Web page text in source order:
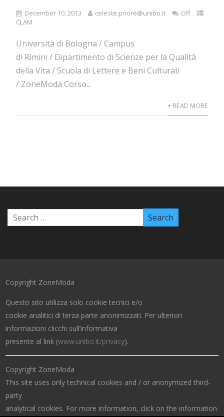
December 10, 2013 celeste.priore@unibo.it
Off
CLAM
Università di Bologna / Campus
di Rimini / Dipartimento di Scienze per la Qualità
della Vita / Scuola di Lettere e Beni Culturali
/ ZoneModa Corso...
+ READ MORE
Copyright ZoneModa
Questo sito utilizza solo cookie tecnici e/o
cookie analitici di terza parte anonimizzati. Per ulteriori
informazioni clicchi sull’informativa
presente al link (www.unibo.it/privacy).
Copyright ZoneModa
This site uses only technical cookies and / or anonymized third-
party
analytical cookies. For more information, click on the information